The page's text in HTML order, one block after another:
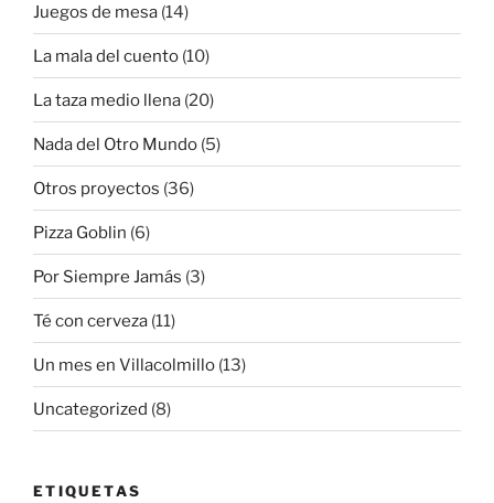
Juegos de mesa (14)
La mala del cuento (10)
La taza medio llena (20)
Nada del Otro Mundo (5)
Otros proyectos (36)
Pizza Goblin (6)
Por Siempre Jamás (3)
Té con cerveza (11)
Un mes en Villacolmillo (13)
Uncategorized (8)
ETIQUETAS